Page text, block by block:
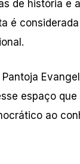
de história e
é
Pantoja
espaço
ao